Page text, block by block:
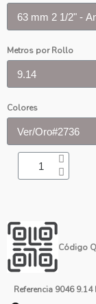
Metros por Rollo
Colores
Código
Referencia 9046 9.14